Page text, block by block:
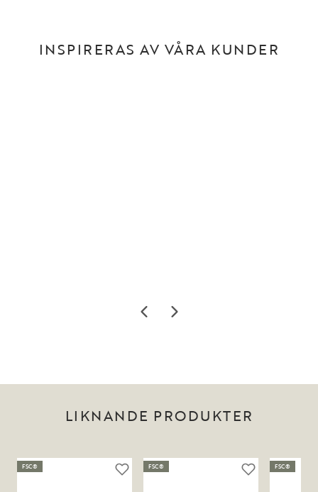
INSPIRERAS AV VÅRA KUNDER
LIKNANDE PRODUKTER
FSC® FSC® FSC®